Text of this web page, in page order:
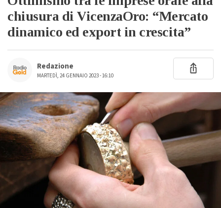
chiusura di VicenzaOro: “Mercato
dinamico ed export in crescita”
Redazione
MARTEDÌ, 24 GENNAIO 2023 - 16:10